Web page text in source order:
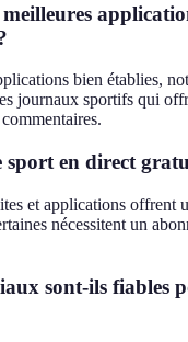
meilleures
bien établies,
journaux sportifs qui
sport en direct
et applications offrent
nécessitent un
sont-ils fiables